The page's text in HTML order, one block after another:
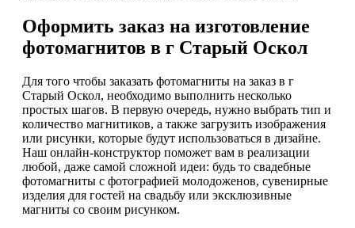
Оформить заказ на изготовление
фотомагнитов в г Старый Оскол
Для того чтобы заказать фотомагниты на заказ в г
Старый Оскол, необходимо выполнить несколько
простых шагов. В первую очередь, нужно выбрать тип и
количество магнитиков, а также загрузить изображения
или рисунки, которые будут использоваться в дизайне.
Наш онлайн-конструктор поможет вам в реализации
любой, даже самой сложной идеи: будь то свадебные
фотомагниты с фотографией молодоженов, сувенирные
изделия для гостей на свадьбу или эксклюзивные
магниты со своим рисунком.